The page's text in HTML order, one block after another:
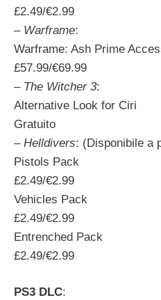
£2.49/€2.99
– Warframe:
Warframe: Ash Prime
£57.99/€69.99
– The Witcher 3:
Alternative Look for Ciri
Gratuito
– Helldivers: (Disponibile a
Pistols Pack
£2.49/€2.99
Vehicles Pack
£2.49/€2.99
Entrenched Pack
£2.49/€2.99
PS3 DLC: